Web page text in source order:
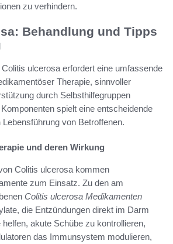
zu verhindern.
Behandlung und Tipps
ulcerosa erfordert eine umfassende
Therapie, sinnvoller
durch Selbsthilfegruppen
spielt eine entscheidende
von Betroffenen.
und deren Wirkung
Colitis ulcerosa kommen
zum Einsatz. Zu den am
Colitis ulcerosa Medikamenten
die Entzündungen direkt im Darm
akute Schübe zu kontrollieren,
das Immunsystem modulieren,